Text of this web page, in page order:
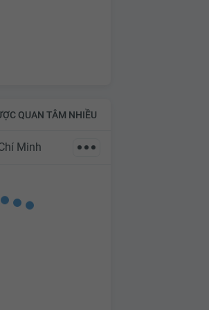
QUAN TÂM NHIỀU
Minh